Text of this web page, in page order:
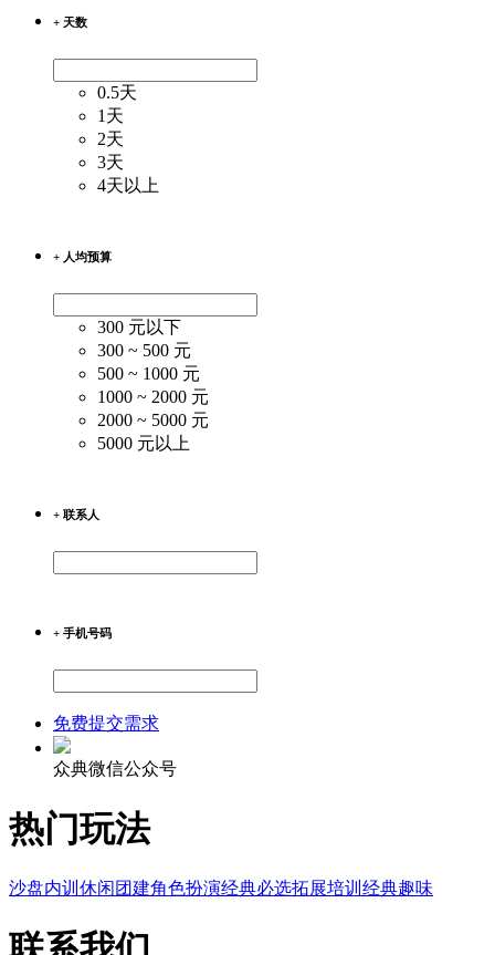
+ 天数
0.5天
1天
2天
3天
4天以上
+ 人均预算
300 元以下
300 ~ 500 元
500 ~ 1000 元
1000 ~ 2000 元
2000 ~ 5000 元
5000 元以上
+ 联系人
+ 手机号码
免费提交需求
众典微信公众号
热门玩法
沙盘内训 休闲团建角色扮演经典必选拓展培训 经典趣味